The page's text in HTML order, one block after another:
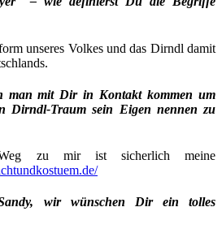
unseres Volkes und das Dirndl damit
man mit Dir in Kontakt kommen um
Dirndl-Traum sein Eigen nennen zu
zu mir ist sicherlich meine
wir wünschen Dir ein tolles